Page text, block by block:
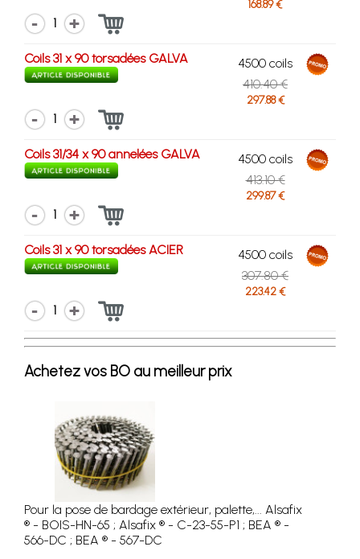
168.89 €
1
Coils 31 x 90 torsadées GALVA
4500 coils
410.40 €
297.88 €
1
Coils 31/34 x 90 annelées GALVA
4500 coils
413.10 €
299.87 €
1
Coils 31 x 90 torsadées ACIER
4500 coils
307.80 €
223.42 €
1
Achetez vos BO au meilleur prix
Pour la pose de bardage extérieur, palette,... Alsafix
® - BOIS-HN-65 ; Alsafix ® - C-23-55-P1 ; BEA ® -
566-DC ; BEA ® - 567-DC